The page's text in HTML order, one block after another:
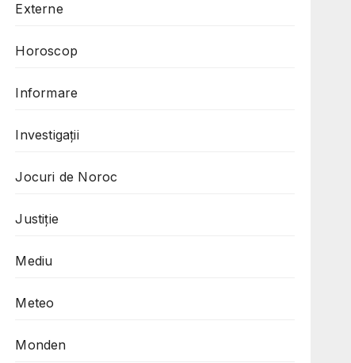
Externe
Horoscop
Informare
Investigații
Jocuri de Noroc
Justiție
Mediu
Meteo
Monden